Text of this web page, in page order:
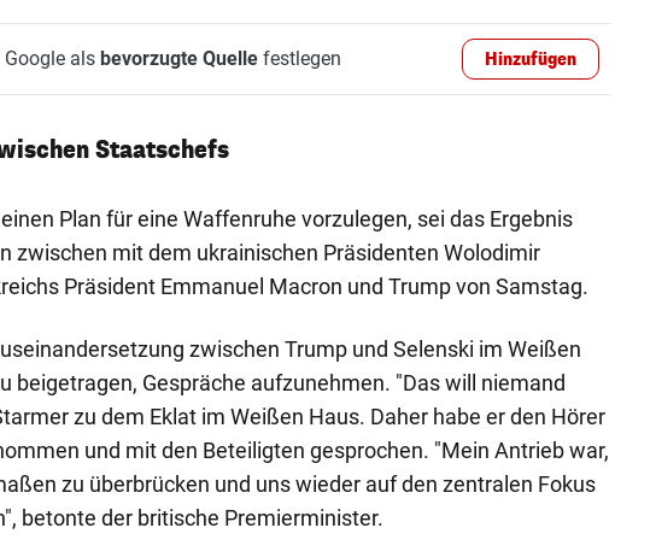
als bevorzugte Quellefestlegen Hinzufügen
Staatschefs
Plan für eine Waffenruhe vorzulegen, sei das Ergebnis
zwischen mit dem ukrainischen Präsidenten Wolodimir
Präsident Emmanuel Macron und Trump von Samstag.
zwischen Trump und Selenski im Weißen
beigetragen, Gespräche aufzunehmen. "Das will niemand
zu dem Eklat im Weißen Haus. Daher habe er den Hörer
und mit den Beteiligten gesprochen. "Mein Antrieb war,
zu überbrücken und uns wieder auf den zentralen Fokus
betonte der britische Premierminister.